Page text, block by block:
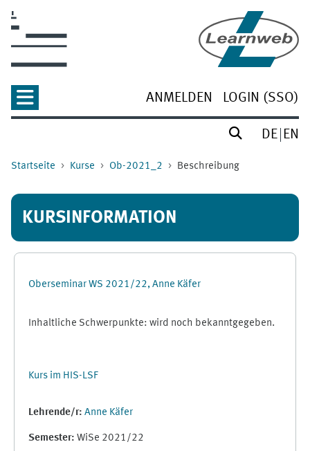
ANMELDEN LOGIN (SSO)
DE EN
Startseite Kurse Ob-2021_2 Beschreibung
KURSINFORMATION
Oberseminar WS 2021/22, Anne Käfer
Inhaltliche Schwerpunkte: wird noch bekanntgegeben.
Kurs im HIS-LSF
Lehrende/r: Anne Käfer
Semester: WiSe 2021/22